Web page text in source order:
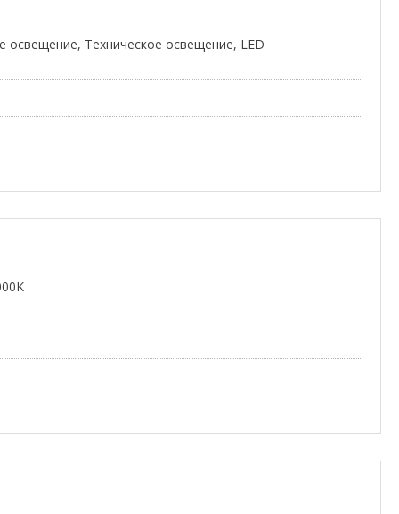
Техническое освещение, LED